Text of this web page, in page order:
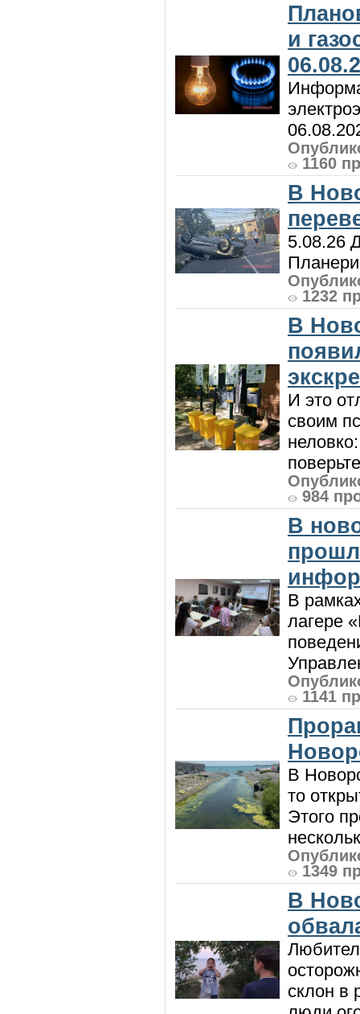
и
1160
В
5.08.26
1232
В
И это
своим
984
В
В
лагере
1141
В
то
Этого
1349
В
склон в